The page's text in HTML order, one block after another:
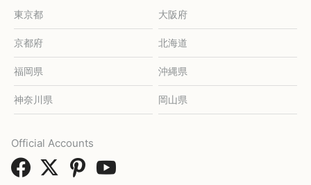
東京都 大阪府
京都府 北海道
福岡県 沖縄県
神奈川県 岡山県
Official Accounts